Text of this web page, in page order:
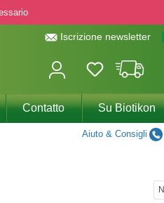
Iscrizione newsletter
Contatto Su Biotikon
Aiuto & Consigli